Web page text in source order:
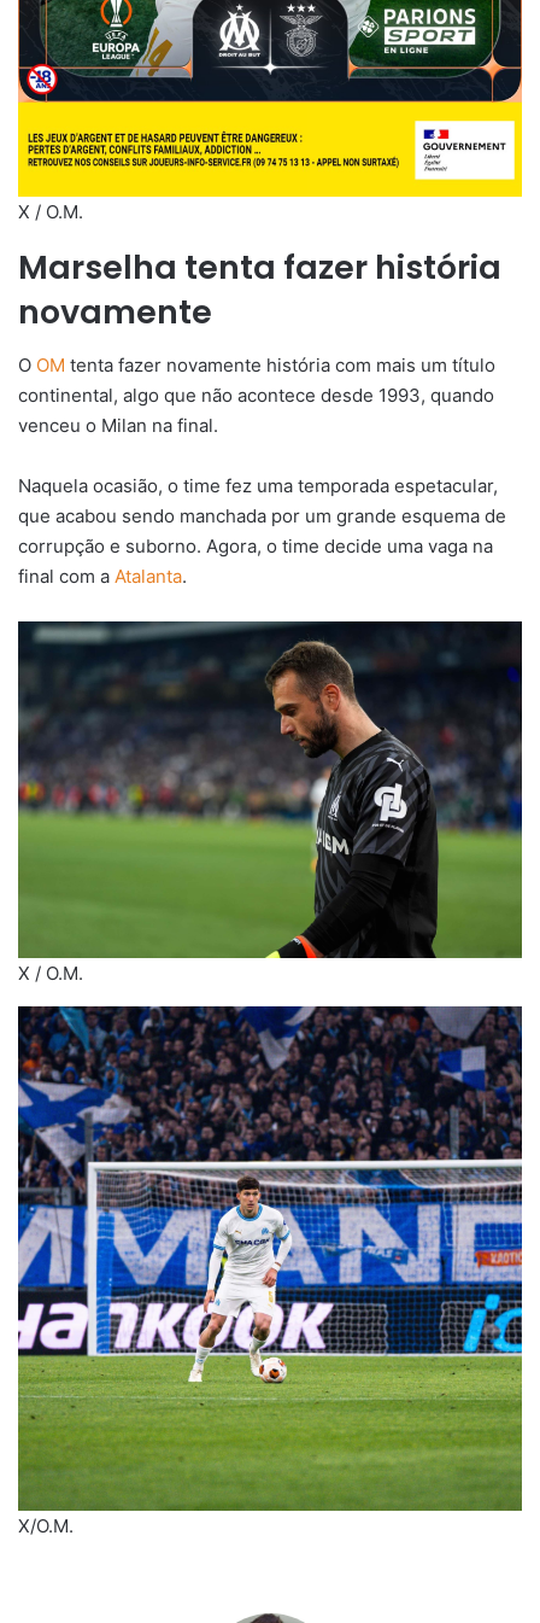
X / O.M.
Marselha tenta fazer história
novamente
O OM tenta fazer novamente história com mais um título
continental, algo que não acontece desde 1993, quando
venceu o Milan na final.
Naquela ocasião, o time fez uma temporada espetacular,
que acabou sendo manchada por um grande esquema de
corrupção e suborno. Agora, o time decide uma vaga na
final com a Atalanta.
X / O.M.
X/O.M.